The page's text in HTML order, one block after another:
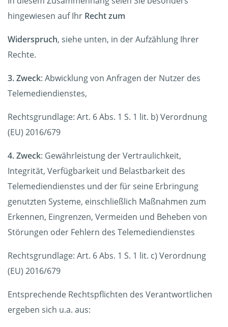
hingewiesen auf Ihr Recht zum
Widerspruch, siehe unten, in der Aufzählung Ihrer
Rechte.
3. Zweck: Abwicklung von Anfragen der Nutzer des
Telemediendienstes,
Rechtsgrundlage: Art. 6 Abs. 1 S. 1 lit. b) Verordnung
(EU) 2016/679
4. Zweck: Gewährleistung der Vertraulichkeit,
Integrität, Verfügbarkeit und Belastbarkeit des
Telemediendienstes und der für seine Erbringung
genutzten Systeme, einschließlich Maßnahmen zum
Erkennen, Eingrenzen, Vermeiden und Beheben von
Störungen oder Fehlern des Telemediendienstes
Rechtsgrundlage: Art. 6 Abs. 1 S. 1 lit. c) Verordnung
(EU) 2016/679
Entsprechende Rechtspflichten des Verantwortlichen
ergeben sich u.a. aus: